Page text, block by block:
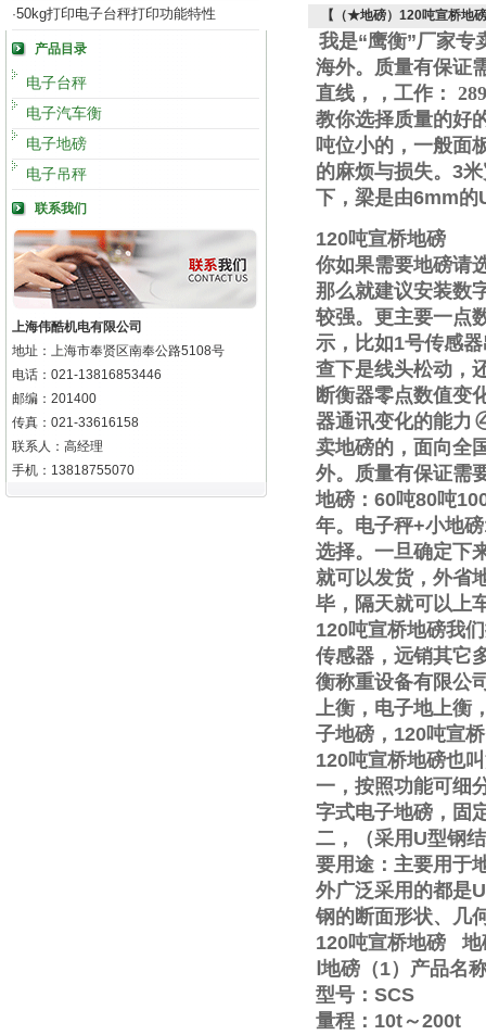
·50kg打印电子台秤打印功能特性
产品目录
电子台秤
电子汽车衡
电子地磅
电子吊秤
联系我们
上海伟酷机电有限公司
地址：上海市奉贤区南奉公路5108号
电话：021-13816853446
邮编：201400
传真：021-33616158
联系人：高经理
手机：13818755070
【（★地磅）120吨宣桥地
我是“鹰衡”厂家专
海外。质量有保证
直线 ， ，工作 ：
教你选择质量的好
吨位小的，一般面
的麻烦与损失。 3
下，梁是由6mm的
120吨宣桥地磅
你如果需要地磅请
那么就建议安装数
较强。更主要一点
示，比如1号传感
查下是线头松动，
断衡器零点数值变
器通讯变化的能力
卖地磅的，面向全
外。质量有保证需
地磅： 60吨80吨
年。电子秤+小地磅
选择。一旦确定下
就可以发货，外省
毕，隔天就可以上
120吨宣桥地磅我
传感器，远销其它
衡称重设备有限公
上衡，电子地上衡
子地磅， 120吨宣
120吨宣桥地磅也
一，按照功能可细
字式电子地磅，固
二，（采用 U型钢
要用途：主要用于
外广泛采用的都是U
钢的断面形状、几
120吨宣桥地磅
地
地磅（1）产品名
型号： SCS
量程： 10t～200t